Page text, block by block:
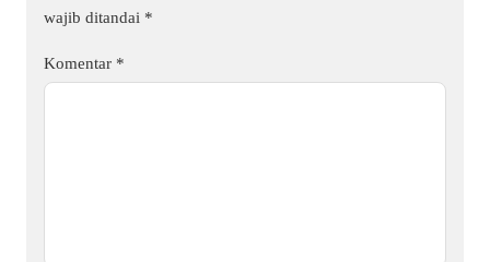
wajib ditandai *
Komentar *